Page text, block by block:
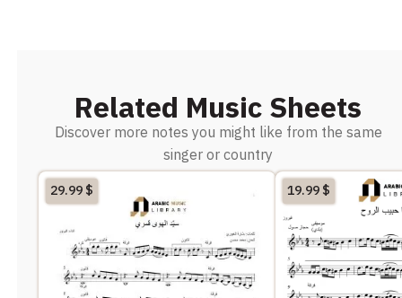
Related Music Sheets
Discover more notes you might like from the same
singer or country
29.99$ 19.99$